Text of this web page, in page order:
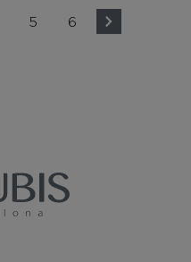
5 6